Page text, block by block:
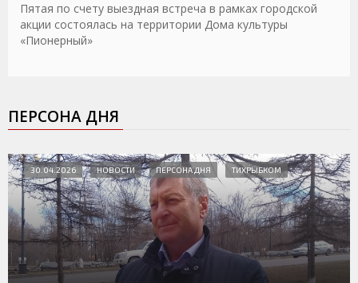
Пятая по счету выездная встреча в рамках городской
акции состоялась на территории Дома культуры
«Пионерный»
ПЕРСОНА ДНЯ
30.04.2026 НОВОСТИ ПЕРСОНА ДНЯ ТИХРЫБКОМ